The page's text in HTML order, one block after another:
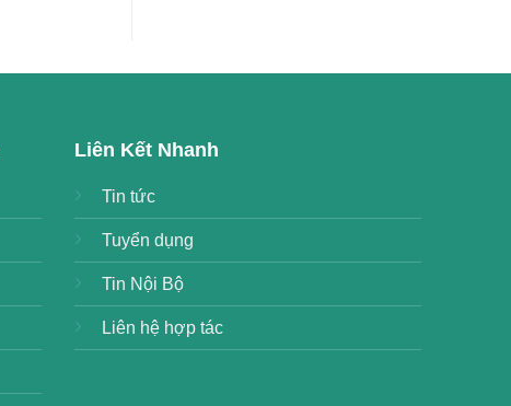
Liên Kết Nhanh
Tin tức
Tuyển dụng
Tin Nội Bộ
Liên hệ hợp tác